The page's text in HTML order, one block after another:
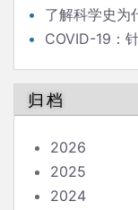
了解科学史为
COVID-19：
归档
2026
2025
2024